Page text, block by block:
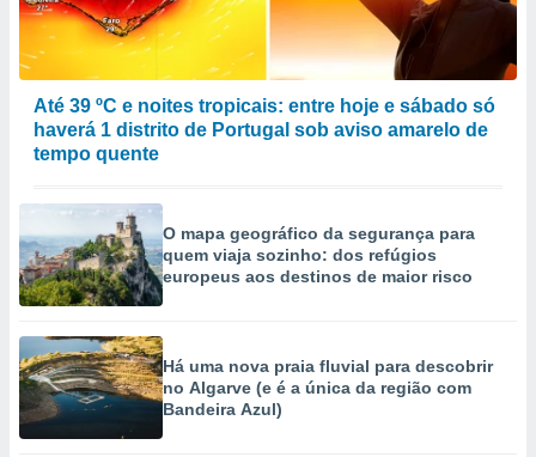
Até 39 ºC e noites tropicais: entre hoje e sábado só
haverá 1 distrito de Portugal sob aviso amarelo de
tempo quente
O mapa geográfico da segurança para
quem viaja sozinho: dos refúgios
europeus aos destinos de maior risco
Há uma nova praia fluvial para descobrir
no Algarve (e é a única da região com
Bandeira Azul)